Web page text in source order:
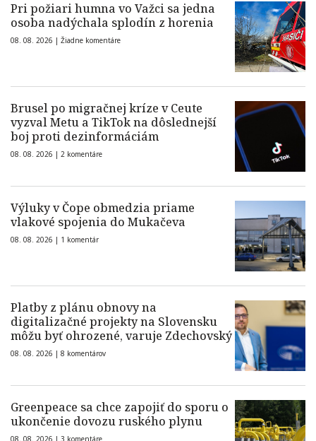
Pri požiari humna vo Važci sa jedna
osoba nadýchala splodín z horenia
08. 08. 2026 | Žiadne komentáre
Brusel po migračnej kríze v Ceute
vyzval Metu a TikTok na dôslednejší
boj proti dezinformáciám
08. 08. 2026 | 2 komentáre
Výluky v Čope obmedzia priame
vlakové spojenia do Mukačeva
08. 08. 2026 | 1 komentár
Platby z plánu obnovy na
digitalizačné projekty na Slovensku
môžu byť ohrozené, varuje Zdechovský
08. 08. 2026 | 8 komentárov
Greenpeace sa chce zapojiť do sporu o
ukončenie dovozu ruského plynu